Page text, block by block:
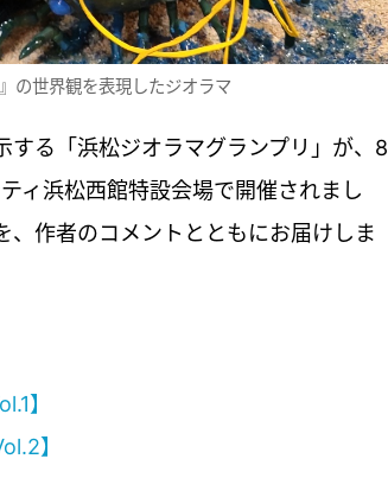
の世界観を表現したジオラマ
る「浜松ジオラマグランプリ」が、8
ィ浜松西館特設会場で開催されまし
作者のコメントとともにお届けしま
】
】